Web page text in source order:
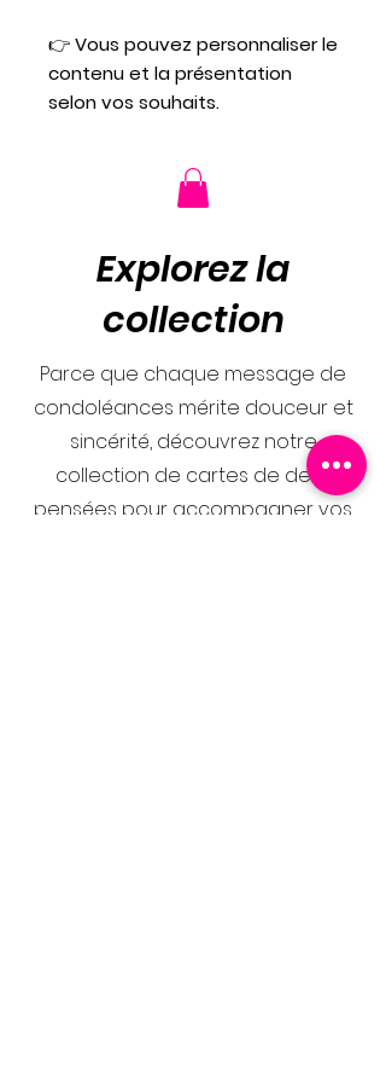
👉Vous pouvez personnaliser le
contenu et la présentation
selon vos souhaits.
Explorez la
collection
Parce que chaque message de
condoléances mérite douceur et
sincérité, découvrez notre
collection de cartes de deuil
pensées pour accompagner vos